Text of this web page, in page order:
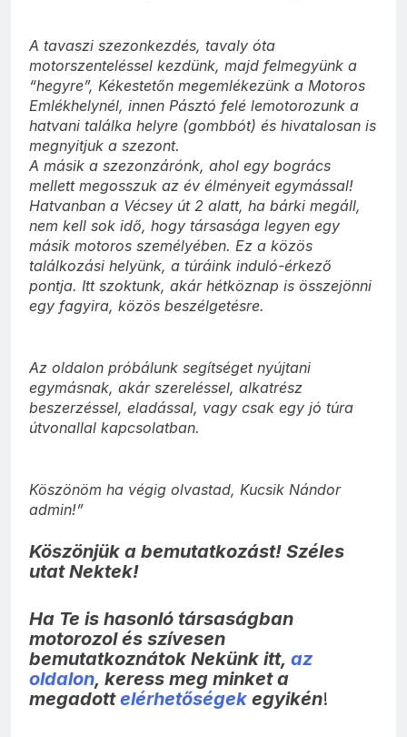
A tavaszi szezonkezdés, tavaly óta
motorszenteléssel kezdünk, majd felmegyünk a
“hegyre”, Kékestetőn megemlékezünk a Motoros
Emlékhelynél, innen Pásztó felé lemotorozunk a
hatvani találka helyre (gombbót) és hivatalosan is
megnyitjuk a szezont.
A másik a szezonzárónk, ahol egy bogrács
mellett megosszuk az év élményeit egymással!
Hatvanban a Vécsey út 2 alatt, ha bárki megáll,
nem kell sok idő, hogy társasága legyen egy
másik motoros személyében. Ez a közös
találkozási helyünk, a túráink induló-érkező
pontja. Itt szoktunk, akár hétköznap is összejönni
egy fagyira, közös beszélgetésre.
Az oldalon próbálunk segítséget nyújtani
egymásnak, akár szereléssel, alkatrész
beszerzéssel, eladással, vagy csak egy jó túra
útvonallal kapcsolatban.
Köszönöm ha végig olvastad, Kucsik Nándor
admin!”
Köszönjük a bemutatkozást! Széles
utat Nektek!
Ha Te is hasonló társaságban
motorozol és szívesen
bemutatkoznátok Nekünk itt, az
oldalon, keress meg minket a
megadottelérhetőségek egyikén!